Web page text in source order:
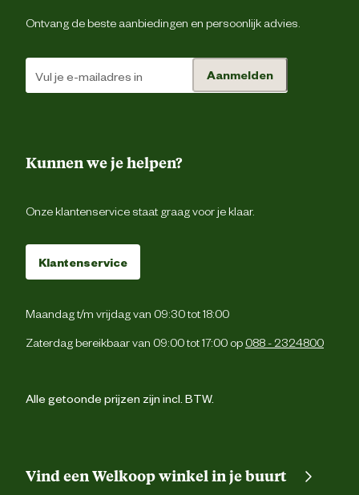
Ontvang de beste aanbiedingen en persoonlijk advies.
Aanmelden
Kunnen we je helpen?
Onze klantenservice staat graag voor je klaar.
Klantenservice
Maandag t/m vrijdag van 09:30 tot 18:00
Zaterdag bereikbaar van 09:00 tot 17:00 op 088 - 2324800
Alle getoonde prijzen zijn incl. BTW.
Vind een Welkoop winkel in je buurt